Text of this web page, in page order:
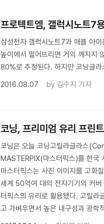
프로텍트엠, 갤럭시노트7
삼성전자 갤럭시노트7과 애플 아
높이에서 떨어뜨리면 거의 깨지지
80%로 추정된다. 하지만 코닝글
2016.08.07
by김수지 기자
코닝, 프리미엄 유리 프린
코닝은 오늘 코닝고릴라글라스
MASTERPIX(마스터픽스)를 한국
마스터픽스는 사진 이미지를 고화
세계 50억여 대의 전자기기의 커
터픽스의 유리로 활용됐다. 고릴라
고 가벼우면서 높은 내구성과 광학